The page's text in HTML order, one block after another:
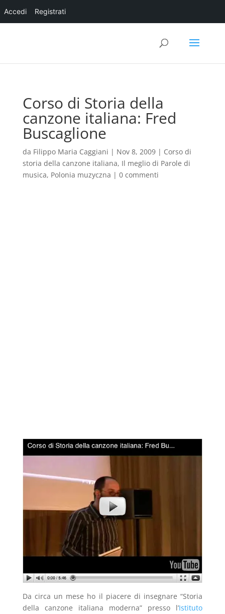
Corso di Storia della
canzone italiana: Fred
Buscaglione
da Filippo Maria Caggiani | Nov 8, 2009| Corso di
storia della canzone italiana, Il meglio di Parole di
musica, Polonia muzyczna | 0 commenti
Da circa un mese ho il piacere di insegnare “Storia
della canzone italiana moderna” presso l’Istituto
Accedi Registrati